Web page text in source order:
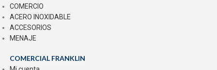
COMERCIO
ACERO INOXIDABLE
ACCESORIOS
MENAJE
COMERCIAL FRANKLIN